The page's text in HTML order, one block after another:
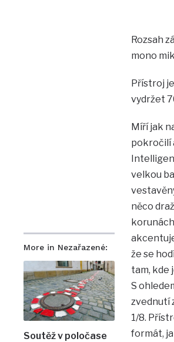
More in Nezařazené:
Soutěž v poločase
Rozsah
mono
Přístroj
vydržet
Míří jak
pokročilí
velkou
něco
že se
tam, kde
S
zvednutí
1/8.
formát,